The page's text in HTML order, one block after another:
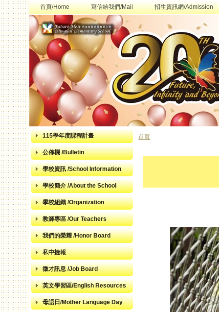
首頁/Home 寫信給我們/Mail 招生資訊網/Admission
115學年度課程計畫
公佈欄 /Bulletin
學校資訊 /School Information
學校簡介 /About the School
學校組織 /Organization
教師專區 /Our Teachers
我們的榮耀 /Honor Board
私中捷報
徵才訊息 /Job Board
英文學習區/English Resources
母語日/Mother Language Day
首頁